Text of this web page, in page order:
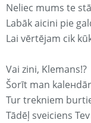
Neliec mums te
Labāk aicini pie
Lai vērtējam cik
Vai zini, Klemans!?
Šorīt man
Tur trekniem
Tādēļ sveiciens